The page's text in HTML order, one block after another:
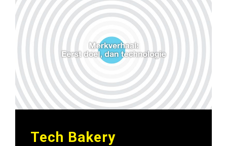
Tech Bakery